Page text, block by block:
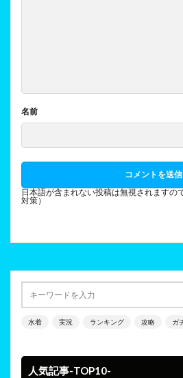
名前
日本語が含まれない投稿は無視されますの
対策）
水着 実況 ランキング 攻略 ガ
人気記事-TOP10-